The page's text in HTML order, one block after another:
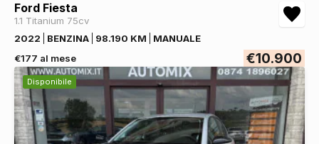
Ford Fiesta
1.1 Titanium 75cv
2022
BENZINA 98.190 KM
MANUALE
€177 al mese
€10.900
Disponibile